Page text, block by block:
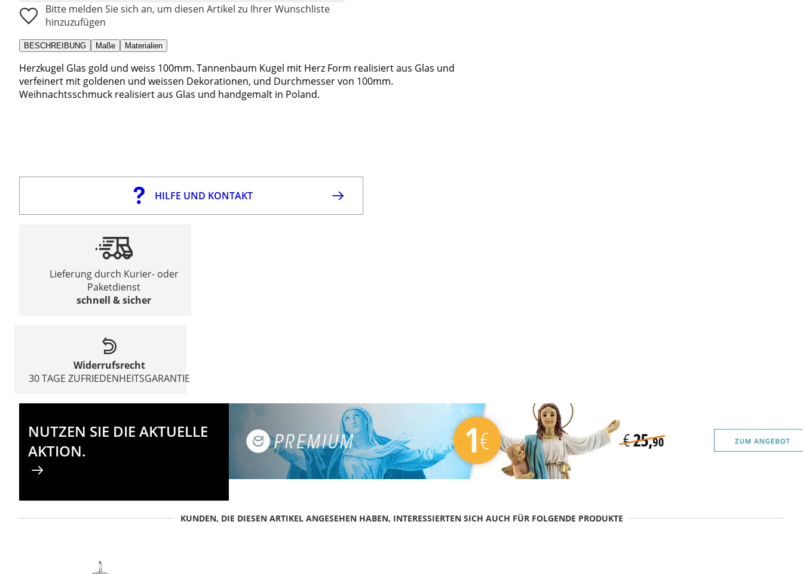
Bitte melden Sie sich an, um diesen Artikel zu Ihrer Wunschliste
hinzuzufügen
BESCHREIBUNG Maße Materialien
Herzkugel Glas gold und weiss 100mm. Tannenbaum Kugel mit Herz Form realisiert aus Glas und
verfeinert mit goldenen und weissen Dekorationen, und Durchmesser von 100mm.
Weihnachtsschmuck realisiert aus Glas und handgemalt in Poland.
HILFE UND KONTAKT
Lieferung durch Kurier- oder
Paketdienst
schnell & sicher
Widerrufsrecht
30 TAGE ZUFRIEDENHEITSGARANTIE
NUTZEN SIE DIE AKTUELLE
AKTION.
KUNDEN, DIE DIESEN ARTIKEL ANGESEHEN HABEN, INTERESSIERTEN SICH AUCH FÜR FOLGENDE PRODUKTE